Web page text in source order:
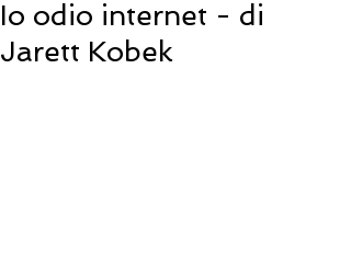
Io odio internet - di
Jarett Kobek